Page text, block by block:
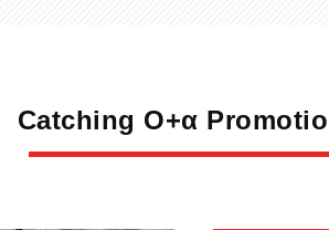
Catching O+α